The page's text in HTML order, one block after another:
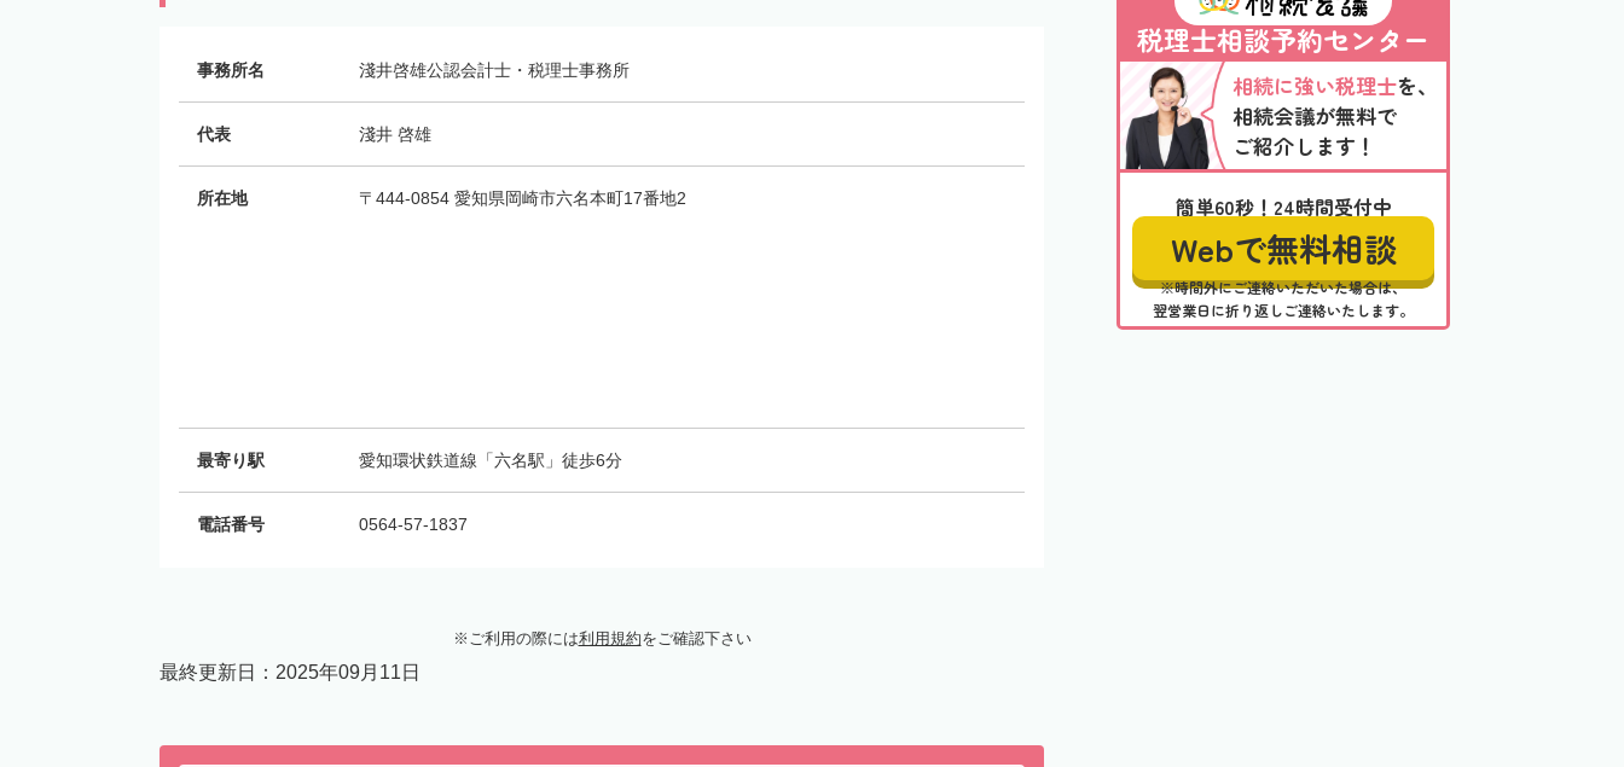
事務所名 淺井啓雄公認会計士・税理士事務所
代表 淺井 啓雄
所在地 〒444-0854 愛知県岡崎市六名本町17番地2
最寄り駅 愛知環状鉄道線「六名駅」徒歩6分
電話番号 0564-57-1837
ご利用の際には利用規約をご確認下さい
最終更新日： 2025年09月11日
税理士相談予約センター
相続に強い税理士を、
相続会議が無料で
ご紹介します！
簡単60秒！24時間受付中
Webで無料相談
※時間外にご連絡いただいた場合は、
翌営業日に折り返しご連絡いたします。